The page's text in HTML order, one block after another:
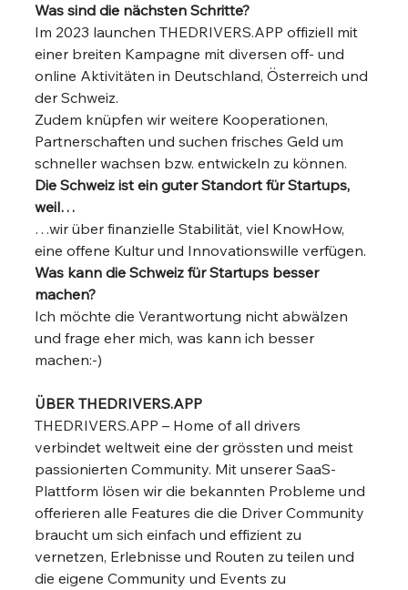
Was sind die nächsten Schritte?
Im 2023 launchen THEDRIVERS.APP offiziell mit
einer breiten Kampagne mit diversen off- und
online Aktivitäten in Deutschland, Österreich und
der Schweiz.
Zudem knüpfen wir weitere Kooperationen,
Partnerschaften und suchen frisches Geld um
schneller wachsen bzw. entwickeln zu können.
Die Schweiz ist ein guter Standort für Startups,
weil…
…wir über finanzielle Stabilität, viel KnowHow,
eine offene Kultur und Innovationswille verfügen.
Was kann die Schweiz für Startups besser
machen?
Ich möchte die Verantwortung nicht abwälzen
und frage eher mich, was kann ich besser
machen:-)
ÜBER THEDRIVERS.APP
THEDRIVERS.APP – Home of all drivers
verbindet weltweit eine der grössten und meist
passionierten Community. Mit unserer SaaS-
Plattform lösen wir die bekannten Probleme und
offerieren alle Features die die Driver Community
braucht um sich einfach und effizient zu
vernetzen, Erlebnisse und Routen zu teilen und
die eigene Community und Events zu